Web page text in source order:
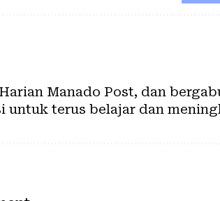
Manado Post, dan
untuk terus belajar dan